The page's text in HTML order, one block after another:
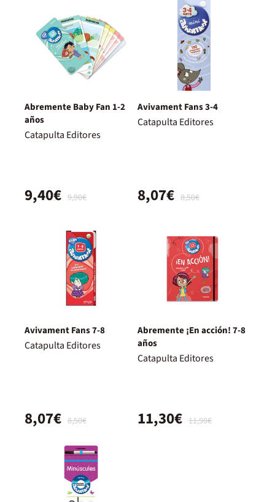
Abremente Baby Fan 1-2
años
Catapulta Editores
9,90€
9,40€
Avivament Fans 3-4
Catapulta Editores
8,50€
8,07€
Avivament Fans 7-8
Catapulta Editores
8,50€
8,07€
Abremente ¡En acción! 7-8
años
Catapulta Editores
11,90€
11,30€